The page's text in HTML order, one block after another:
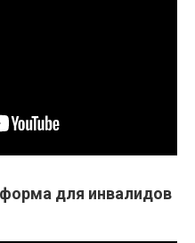
для инвалидов